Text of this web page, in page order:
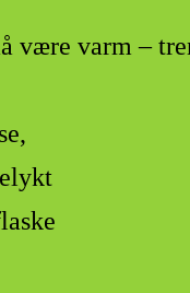
være varm –